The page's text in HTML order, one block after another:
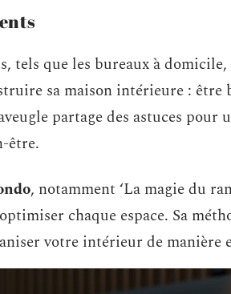
tels que les bureaux à
sa maison intérieure : être
partage des astuces pour
être.
, notamment ‘La magie du
chaque espace. Sa
votre intérieur de manière